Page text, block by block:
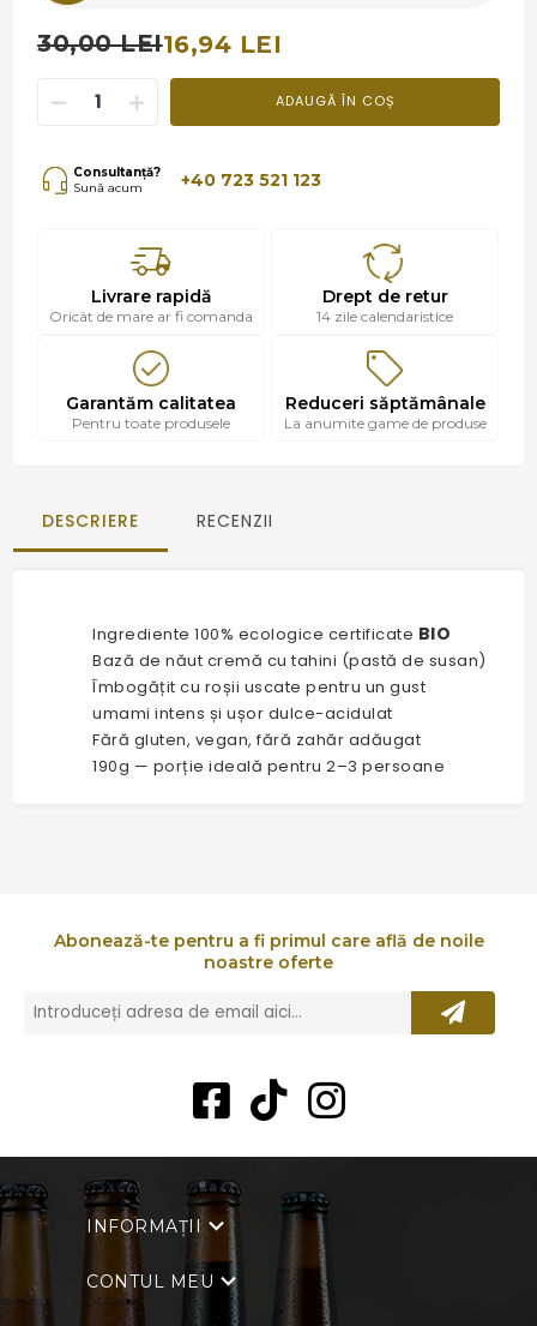
30,00 LEI16,94 LEI
ADAUGĂ ÎN COȘ
Consultanță?
Sună acum
+40 723 521 123
Livrare rapidă
Oricât de mare ar fi comanda
Drept de retur
14 zile calendaristice
Garantăm calitatea
Pentru toate produsele
Reduceri săptămânale
La anumite game de produse
DESCRIERE RECENZII
Ingrediente 100% ecologice certificate BIO
Bază de năut cremă cu tahini (pastă de susan)
Îmbogățit cu roșii uscate pentru un gust
umami intens și ușor dulce-acidulat
Fără gluten, vegan, fără zahăr adăugat
190g — porție ideală pentru 2–3 persoane
Abonează-te pentru a fi primul care află de noile
noastre oferte
INFORMAȚII
CONTUL MEU